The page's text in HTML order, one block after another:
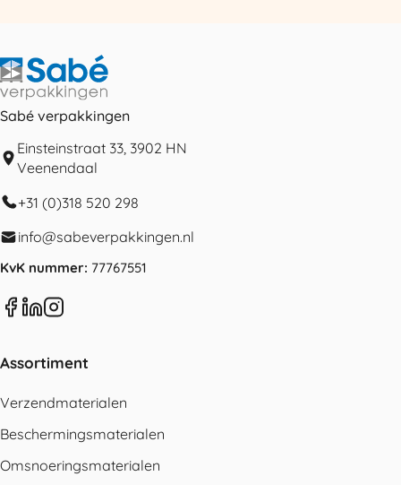
Sabé verpakkingen
Einsteinstraat 33, 3902 HN
Veenendaal
+31 (0)318 520 298
info@sabeverpakkingen.nl
KvK nummer: 77767551
Assortiment
Verzendmaterialen
Beschermingsmaterialen
Omsnoeringsmaterialen